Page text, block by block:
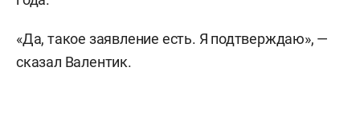
«Да, такое заявление есть. Я подтверждаю», —
сказал Валентик.